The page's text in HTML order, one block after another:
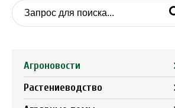
Агроновости
Растениеводство